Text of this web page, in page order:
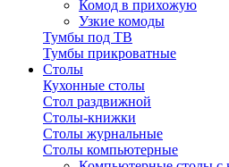
Комод в прихожую
Узкие комоды
Тумбы под ТВ
Тумбы прикроватные
Столы
Кухонные столы
Стол раздвижной
Столы-книжки
Столы журнальные
Столы компьютерные